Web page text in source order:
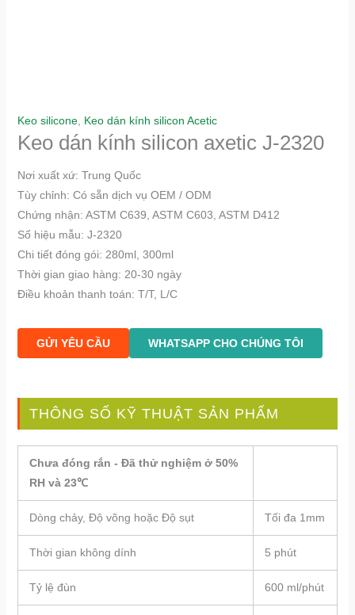
Keo silicone, Keo dán kính silicon Acetic
Keo dán kính silicon axetic J-2320
Nơi xuất xứ: Trung Quốc
Tùy chỉnh: Có sẵn dịch vụ OEM / ODM
Chứng nhận: ASTM C639, ASTM C603, ASTM D412
Số hiệu mẫu: J-2320
Chi tiết đóng gói: 280ml, 300ml
Thời gian giao hàng: 20-30 ngày
Điều khoản thanh toán: T/T, L/C
GỬI YÊU CẦU WHATSAPP CHO CHÚNG TÔI
THÔNG SỐ KỸ THUẬT SẢN PHẨM
Chưa đóng rắn - Đã thử nghiệm ở 50%
RH và 23℃
Dòng chảy, Độ võng hoặc Độ sụt Tối đa 1mm
Thời gian không dính 5 phút
Tỷ lệ đùn 600 ml/phút